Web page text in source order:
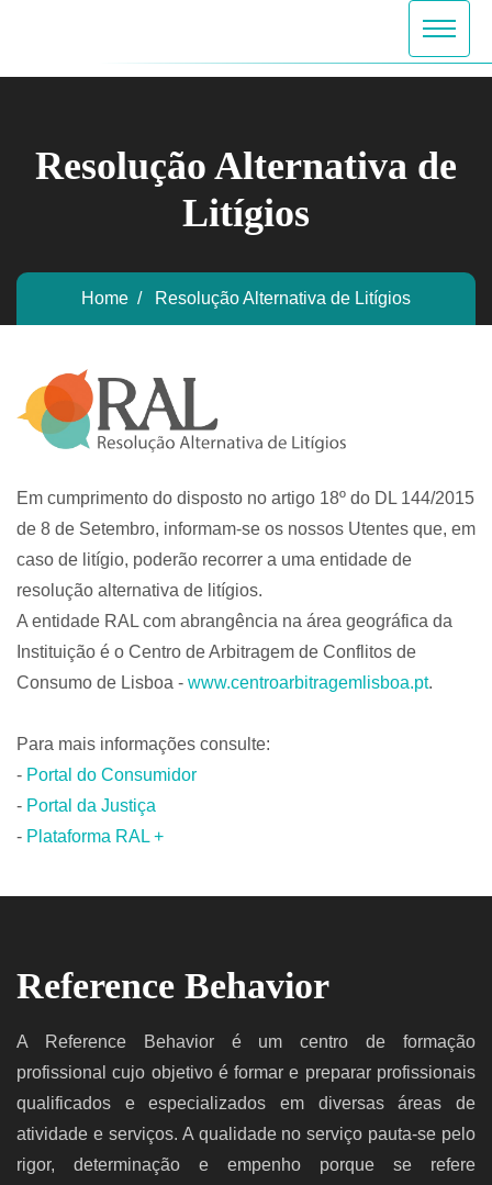
Resolução Alternativa de
Litígios
Home Resolução Alternativa de Litígios
Em cumprimento do disposto no artigo 18º do DL 144/2015
de 8 de Setembro, informam-se os nossos Utentes que, em
caso de litígio, poderão recorrer a uma entidade de
resolução alternativa de litígios.
A entidade RAL com abrangência na área geográfica da
Instituição é o Centro de Arbitragem de Conflitos de
Consumo de Lisboa - www.centroarbitragemlisboa.pt.
Para mais informações consulte:
- Portal do Consumidor
- Portal da Justiça
- Plataforma RAL +
Reference Behavior
A Reference Behavior é um centro de formação
profissional cujo objetivo é formar e preparar profissionais
qualificados e especializados em diversas áreas de
atividade e serviços. A qualidade no serviço pauta-se pelo
rigor, determinação e empenho porque se refere